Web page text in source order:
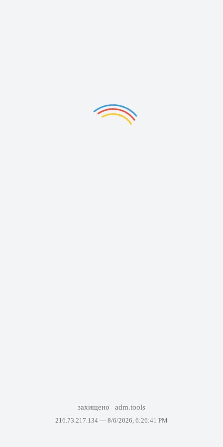
захищено adm.tools
216.73.217.134 — 8/6/2026, 6:26:41 PM